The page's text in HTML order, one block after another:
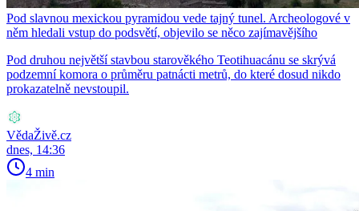
Pod slavnou mexickou pyramidou vede tajný tunel. Archeologové v
něm hledali vstup do podsvětí, objevilo se něco zajímavějšího
Pod druhou největší stavbou starověkého Teotihuacánu se skrývá
podzemní komora o průměru patnácti metrů, do které dosud nikdo
prokazatelně nevstoupil.
VědaŽivě.cz
dnes, 14:36
4 min